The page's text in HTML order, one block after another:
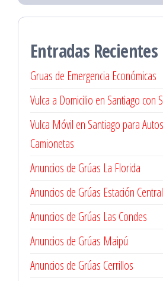
Entradas Recientes
Gruas de Emergencia Económicas
Vulca a Domicilio en Santiago con
Vulca Móvil en Santiago para
Camionetas
Anuncios de Grúas La Florida
Anuncios de Grúas Estación Central
Anuncios de Grúas Las Condes
Anuncios de Grúas Maipú
Anuncios de Grúas Cerrillos